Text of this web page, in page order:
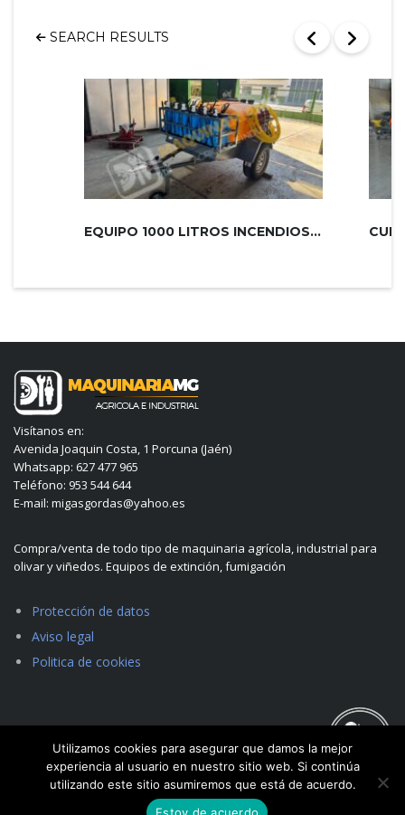
SEARCH RESULTS
EQUIPO 1000 LITROS INCENDIOS PLUS 2...
Visítanos en:
Avenida Joaquin Costa, 1 Porcuna (Jaén)
Whatsapp: 627 477 965
Teléfono: 953 544 644
E-mail: migasgordas@yahoo.es
Compra/venta de todo tipo de maquinaria agrícola, industrial para
olivar y viñedos. Equipos de extinción, fumigación
Protección de datos
Aviso legal
Politica de cookies
Utilizamos cookies para asegurar que damos la mejor
experiencia al usuario en nuestro sitio web. Si continúa
utilizando este sitio asumiremos que está de acuerdo.
Estoy de acuerdo